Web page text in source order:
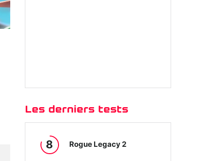
Les derniers tests
8 Rogue Legacy 2